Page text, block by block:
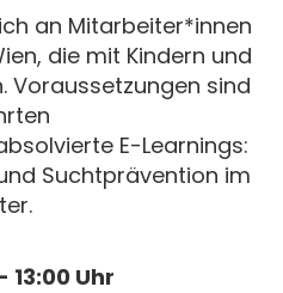
an Mitarbeiter*innen
die mit Kindern und
Voraussetzungen sind
E-Learnings:
Suchtprävention im
Uhr